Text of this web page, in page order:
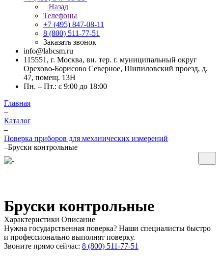
Назад
Телефоны
+7 (495) 847-08-11
8 (800) 511-77-51
Заказать звонок
info@labcsm.ru
115551, г. Москва, вн. тер. г. муниципальный округ
Орехово-Борисово Северное, Шипиловский проезд, д.
47, помещ. 13Н
Пн. – Пт.: с 9:00 до 18:00
Главная
–
Каталог
–
Поверка приборов для механических измерений
–Бруски контрольные
Бруски контрольные
Характеристики Описание
Нужна государственная поверка? Наши специалисты быстро
и профессионально выполнят поверку.
Звоните прямо сейчас: 8 (800) 511-77-51